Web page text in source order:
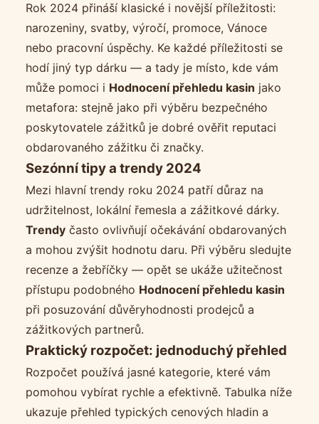
Rok 2024 přináší klasické i novější příležitosti:
narozeniny, svatby, výročí, promoce, Vánoce
nebo pracovní úspěchy. Ke každé příležitosti se
hodí jiný typ dárku — a tady je místo, kde vám
může pomoci i Hodnocení přehledu kasin jako
metafora: stejně jako při výběru bezpečného
poskytovatele zážitků je dobré ověřit reputaci
obdarovaného zážitku či značky.
Sezónní tipy a trendy 2024
Mezi hlavní trendy roku 2024 patří důraz na
udržitelnost, lokální řemesla a zážitkové dárky.
Trendy často ovlivňují očekávání obdarovaných
a mohou zvýšit hodnotu daru. Při výběru sledujte
recenze a žebříčky — opět se ukáže užitečnost
přístupu podobného Hodnocení přehledu kasin
při posuzování důvěryhodnosti prodejců a
zážitkových partnerů.
Praktický rozpočet: jednoduchý přehled
Rozpočet používá jasné kategorie, které vám
pomohou vybírat rychle a efektivně. Tabulka níže
ukazuje přehled typických cenových hladin a